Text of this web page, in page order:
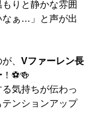
もりと静かな雰囲
なぁ…」と声が出
、 Vファーレン長
！⚽🍻
気持ちが伝わっ
ンションアップ